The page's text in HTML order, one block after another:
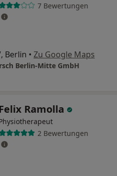
7 Bewertungen
Berlin • Zu Google Maps
Berlin-Mitte GmbH
Felix Ramolla
2 Bewertungen